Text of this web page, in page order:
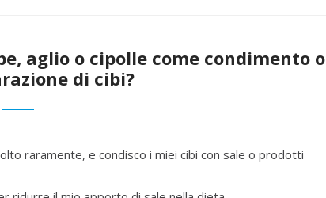
aglio o cipolle come condimento o
di cibi?
raramente, e condisco i miei cibi con sale o prodotti